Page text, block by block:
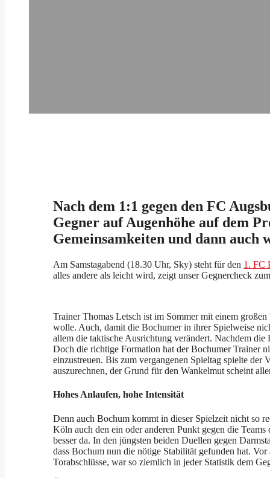
Nach dem 1:1 gegen den FC
Gegner auf Augenhöhe auf dem
Gemeinsamkeiten und dann auch
Am Samstagabend (18.30 Uhr, Sky) steht für den 1. FC
alles andere als leicht wird, zeigt unser Gegnercheck
Trainer Thomas Letsch ist im Sommer mit einem
wolle. Auch, damit die Bochumer in ihrer Spielweise
allem die taktische Ausrichtung verändert. Nachdem
Doch die richtige Formation hat der Bochumer Trainer
einzustreuen. Bis zum vergangenen Spieltag spielte
auszurechnen, der Grund für den Wankelmut scheint
Hohes Anlaufen, hohe Intensität
Denn auch Bochum kommt in dieser Spielzeit nicht so
Köln auch den ein oder anderen Punkt gegen die
besser da. In den jüngsten beiden Duellen gegen
dass Bochum nun die nötige Stabilität gefunden hat.
Torabschlüsse, war so ziemlich in jeder Statistik dem